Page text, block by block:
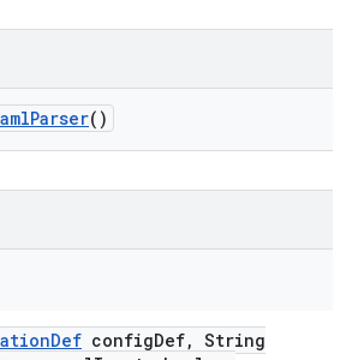
Parser()
Def configDef, String